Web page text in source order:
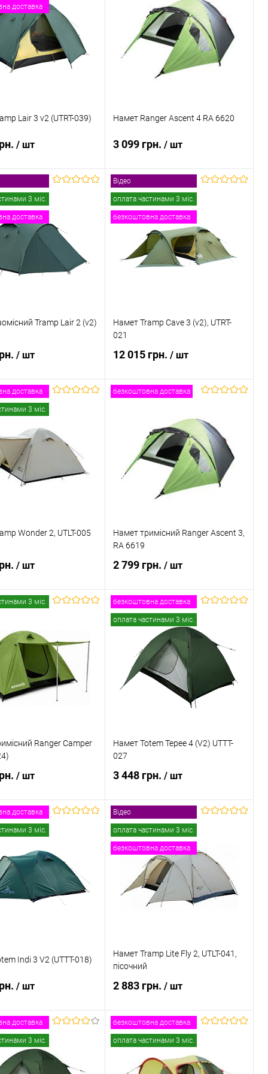
в 1 клік Порівняння
В наявності
Купити в 1 клік Порівняння
В обране В наявності
доставка
Lair 3 v2 (UTRT-039)
/ шт
В кошик
в 1 клік Порівняння
В наявності
Намет Ranger Ascent 4 RA 6620
3 099 грн./ шт
В кошик
Купити в 1 клік Порівняння
В обране В наявності
3 міс.
доставка
Tramp Lair 2 (v2)
/ шт
В кошик
в 1 клік Порівняння
В наявності
Відео
оплата частинами 3 міс.
безкоштовна доставка
Намет Tramp Cave 3 (v2), UTRT-
021
12 015 грн./ шт
Купити в 1 клік Порівняння
В обране В наявності
доставка
3 міс.
Wonder 2, UTLT-005
/ шт
в 1 клік Порівняння
В наявності
безкоштовна доставка
Намет тримісний Ranger Ascent 3,
RA 6619
2 799 грн./ шт
В кошик
Купити в 1 клік Порівняння
В обране В наявності
3 міс.
Ranger Сamper
/ шт
В кошик
в 1 клік Порівняння
В наявності
безкоштовна доставка
оплата частинами 3 міс.
Намет Totem Tepee 4 (V2) UTTT-
027
3 448 грн./ шт
В кошик
Купити в 1 клік Порівняння
В обране В наявності
доставка
3 міс.
Indi 3 V2 (UTTT-018)
/ шт
В кошик
в 1 клік Порівняння
Відео
оплата частинами 3 міс.
безкоштовна доставка
Намет Tramp Lite Fly 2, UТLT-041,
пісочний
2 883 грн./ шт
В кошик
Купити в 1 клік Порівняння
доставка
3 міс.
безкоштовна доставка
оплата частинами 3 міс.